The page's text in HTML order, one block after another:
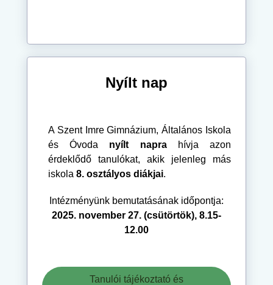
Nyílt nap
A Szent Imre Gimnázium, Általános Iskola
és Óvoda nyílt naprahívja azon
érdeklődő tanulókat, akik jelenleg más
iskola 8. osztályos diákjai.
Intézményünk bemutatásának időpontja:
2025. november 27. (csütörtök), 8.15-
12.00
Tanulói tájékoztató és